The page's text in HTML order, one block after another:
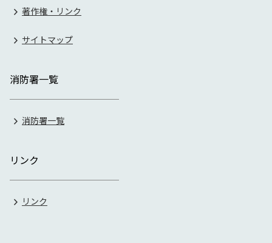
著作権・リンク
サイトマップ
消防署一覧
消防署一覧
リンク
リンク